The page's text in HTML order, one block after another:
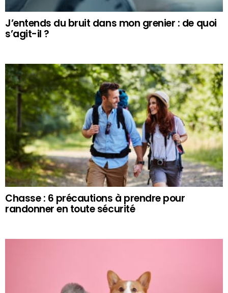
J’entends du bruit dans mon grenier : de quoi
s’agit-il ?
Chasse : 6 précautions à prendre pour
randonner en toute sécurité